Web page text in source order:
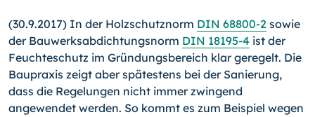
(30.9.2017) In der Holzschutznorm DIN 68800-2 sowie
der Bauwerksabdichtungsnorm DIN 18195-4 ist der
Feuchteschutz im Gründungsbereich klar geregelt. Die
Baupraxis zeigt aber spätestens bei der Sanierung,
dass die Regelungen nicht immer zwingend
angewendet werden. So kommt es zum Beispiel wegen